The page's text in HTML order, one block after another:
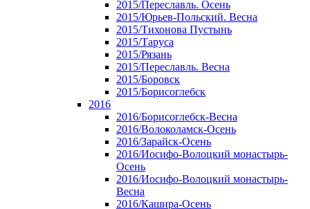
2015/Переславль. Осень
2015/Юрьев-Польский. Весна
2015/Тихонова Пустынь
2015/Таруса
2015/Рязань
2015/Переславль. Весна
2015/Боровск
2015/Борисоглебск
2016
2016/Борисоглебск-Весна
2016/Волоколамск-Осень
2016/Зарайск-Осень
2016/Иосифо-Волоцкий монастырь-
Осень
2016/Иосифо-Волоцкий монастырь-
Весна
2016/Кашира-Осень